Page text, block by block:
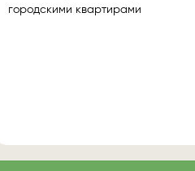
городскими квартирами